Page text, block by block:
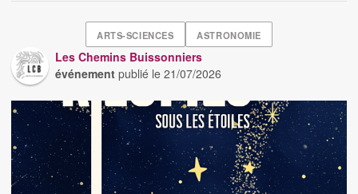
ARTS-SCIENCES ASTRONOMIE
Les Chemins Buissonniers
événement publié le21/07/2026